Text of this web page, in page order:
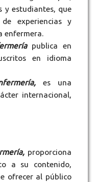
y estudiantes, que
experiencias y
enfermera.
publica en
en idioma
es una
internacional,
proporciona
a su contenido,
ofrecer al público